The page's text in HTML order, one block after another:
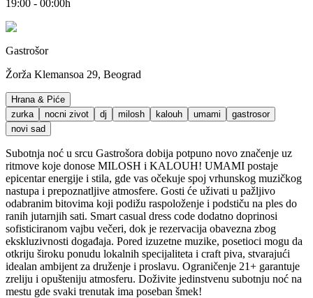
19:00 - 00:00h
Gastrošor
Žorža Klemansoa 29, Beograd
Hrana & Piće
zurka
nocni zivot dj milosh kalouh umami
gastrosor
novi sad
Subotnja noć u srcu Gastrošora dobija potpuno novo značenje uz
ritmove koje donose MILOSH i KALOUH! UMAMI postaje
epicentar energije i stila, gde vas očekuje spoj vrhunskog muzičkog
nastupa i prepoznatljive atmosfere. Gosti će uživati u pažljivo
odabranim bitovima koji podižu raspoloženje i podstiču na ples do
ranih jutarnjih sati. Smart casual dress code dodatno doprinosi
sofisticiranom vajbu večeri, dok je rezervacija obavezna zbog
ekskluzivnosti događaja. Pored izuzetne muzike, posetioci mogu da
otkriju široku ponudu lokalnih specijaliteta i craft piva, stvarajući
idealan ambijent za druženje i proslavu. Ograničenje 21+ garantuje
zreliju i opušteniju atmosferu. Doživite jedinstvenu subotnju noć na
mestu gde svaki trenutak ima poseban šmek!